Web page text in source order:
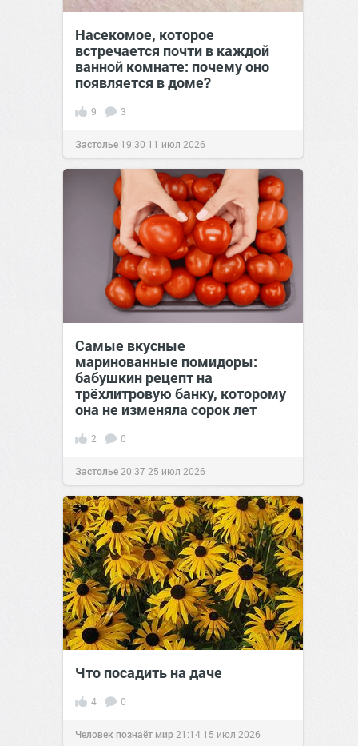
Насекомое, которое
встречается почти в каждой
ванной комнате: почему оно
появляется в доме?
9 3
Застолье 19:30 11 июл 2026
Самые вкусные
маринованные помидоры:
бабушкин рецепт на
трёхлитровую банку, которому
она не изменяла сорок лет
2 0
Застолье 20:37 25 июл 2026
Что посадить на даче
4 0
Человек познаёт мир 21:14 15 июл 2026